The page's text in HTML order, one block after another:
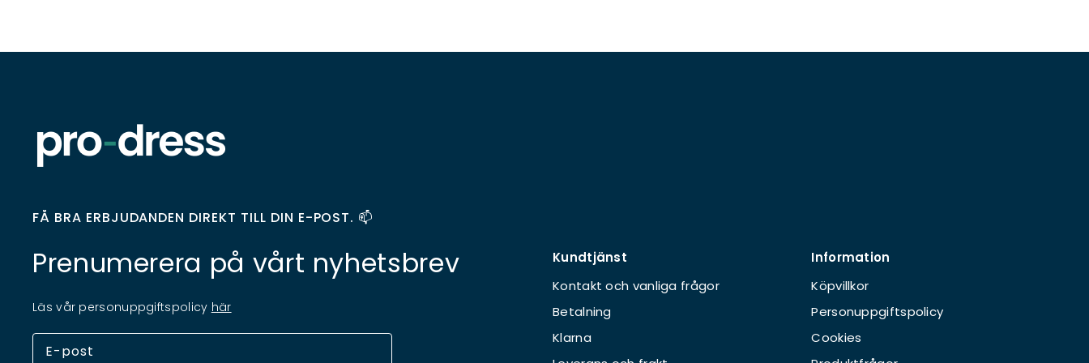
FÅ BRA ERBJUDANDEN DIREKT TILL DIN E-POST. 📫
Prenumerera på vårt nyhetsbrev
Läs vår personuppgiftspolicy här
Kundtjänst
Kontakt och vanliga frågor
Betalning
Klarna
Information
Köpvillkor
Personuppgiftspolicy
Cookies